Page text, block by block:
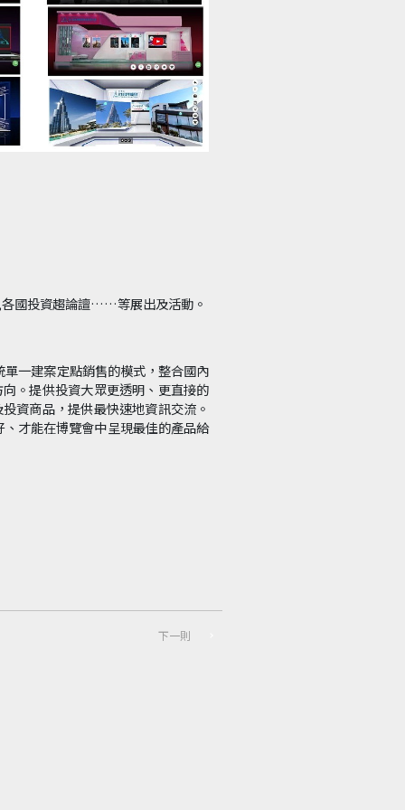
各國投資趨論譠……等展出及活動。
一建案定點銷售的模式，整合國內
。提供投資大眾更透明、更直接的
資商品，提供最快速地資訊交流。
才能在博覽會中呈現最佳的產品給
下一則